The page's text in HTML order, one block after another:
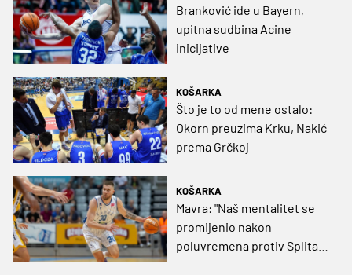
Branković ide u Bayern,
upitna sudbina Acine
inicijative
KOŠARKA
Što je to od mene ostalo:
Okorn preuzima Krku, Nakić
prema Grčkoj
KOŠARKA
Mavra: "Naš mentalitet se
promijenio nakon
poluvremena protiv Splita i